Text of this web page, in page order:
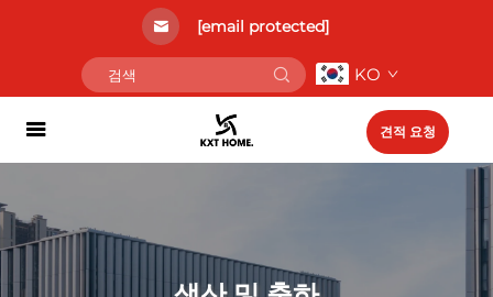
[email protected]
KO
견적 요청